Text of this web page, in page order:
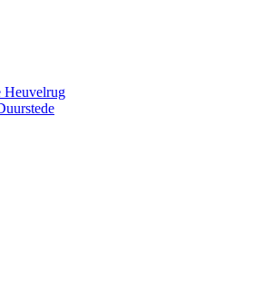
Heuvelrug